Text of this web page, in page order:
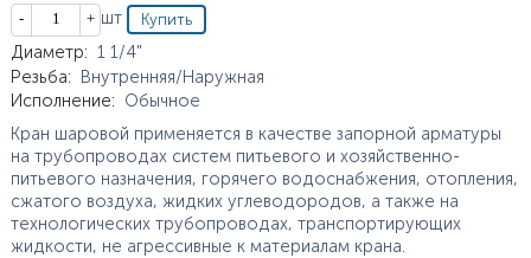
Кол-во
шт
Характеристики
Диаметр: 1 1/4"
Резьба:
Внутренняя/Наружная
Исполнение: Обычное
Кран шаровой применяется в качестве запорной арматуры
на трубопроводах систем питьевого и хозяйственно-
питьевого назначения, горячего водоснабжения, отопления,
сжатого воздуха, жидких углеводородов, а также на
технологических трубопроводах, транспортирующих
жидкости, не агрессивные к материалам крана.